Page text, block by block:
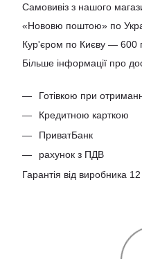
Самовивіз з нашого
«Нововю поштою» по
Кур'єром по Києву — 600
Більше інформації про
Готівкою при
Кредитною карткою
ПриватБанк
рахунок з ПДВ
Гарантія від виробника 12